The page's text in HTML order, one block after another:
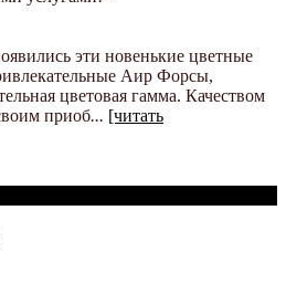
эти новенькие цветные
Аир Форсы,
цветовая гамма. Качеством
приоб... [читать